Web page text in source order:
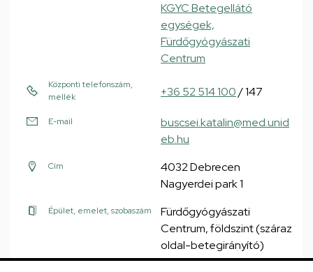
KGYC Betegellátó
egységek,
Fürdőgyógyászati
Centrum
Központi telefonszám,
mellék
+36 52 514 100/ 147
E-mail
buscsei.katalin@med.unid
eb.hu
Cím
4032 Debrecen
Nagyerdei park 1
Épület, emelet, szobaszám
Fürdőgyógyászati
Centrum, földszint (száraz
oldal-betegirányító)